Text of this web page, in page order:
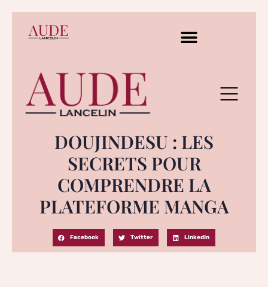
DOUJINDESU : LES
SECRETS POUR
COMPRENDRE LA
PLATEFORME MANGA
Facebook Twitter LinkedIn